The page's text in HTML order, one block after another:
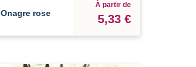
Onagre rose
À partir de
5,33 €